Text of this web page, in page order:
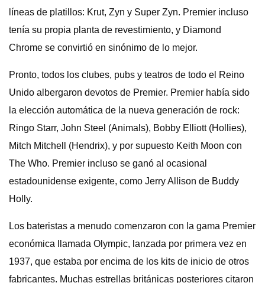
líneas de platillos: Krut, Zyn y Super Zyn. Premier incluso
tenía su propia planta de revestimiento, y Diamond
Chrome se convirtió en sinónimo de lo mejor.
Pronto, todos los clubes, pubs y teatros de todo el Reino
Unido albergaron devotos de Premier. Premier había sido
la elección automática de la nueva generación de rock:
Ringo Starr, John Steel (Animals), Bobby Elliott (Hollies),
Mitch Mitchell (Hendrix), y por supuesto Keith Moon con
The Who. Premier incluso se ganó al ocasional
estadounidense exigente, como Jerry Allison de Buddy
Holly.
Los bateristas a menudo comenzaron con la gama Premier
económica llamada Olympic, lanzada por primera vez en
1937, que estaba por encima de los kits de inicio de otros
fabricantes. Muchas estrellas británicas posteriores citaron